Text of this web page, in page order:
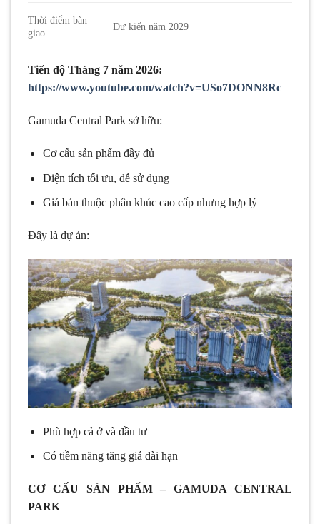
Thời điểm bàn
giao
Dự kiến năm 2029
Tiến độ Tháng 7 năm 2026:
https://www.youtube.com/watch?v=USo7DONN8Rc
Gamuda Central Park sở hữu:
Cơ cấu sản phẩm đầy đủ
Diện tích tối ưu, dễ sử dụng
Giá bán thuộc phân khúc cao cấp nhưng hợp lý
Đây là dự án:
Phù hợp cả ở và đầu tư
Có tiềm năng tăng giá dài hạn
CƠ CẤU SẢN PHẨM – GAMUDA CENTRAL
PARK